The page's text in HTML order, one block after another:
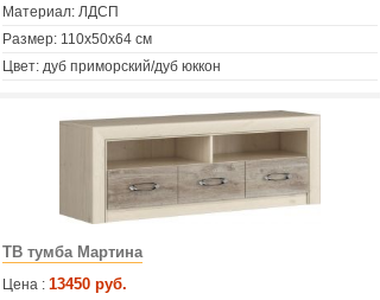
Материал: ЛДСП
Размер: 110х50х64 см
Цвет: дуб приморский/дуб юккон
ТВ тумба Мартина
Цена : 13450 руб.